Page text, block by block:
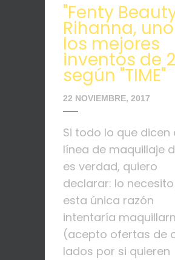
"Fenty
Rihanna,
los mejores
inventos de
según "TIME"
22 NOVIEMBRE, 2017
Si todo lo que dicen
línea de maquillaje
es verdad, quiero
declarar: lo
esta única razón
intentaría
(acepto ofertas de
lados por si quieren